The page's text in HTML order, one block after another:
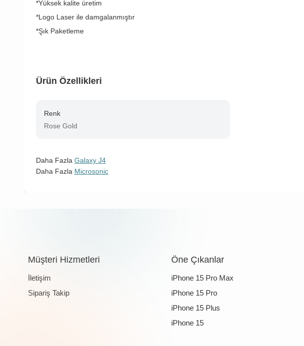
*Yüksek kalite üretim
*Logo Laser ile damgalanmıştır
*Şık Paketleme
Ürün Özellikleri
Renk
Rose Gold
Daha Fazla Galaxy J4
Daha Fazla Microsonic
Müşteri Hizmetleri
İletişim
Sipariş Takip
Öne Çıkanlar
iPhone 15 Pro Max
iPhone 15 Pro
iPhone 15 Plus
iPhone 15